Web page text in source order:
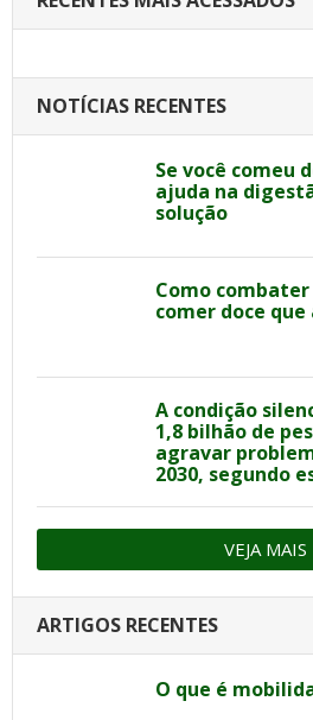
NOTÍCIAS RECENTES
Se você comeu
ajuda na
solução
Como
comer doce que
A condição
1,8 bilhão de
agravar
2030, segundo
VEJA MAIS
ARTIGOS RECENTES
O que é